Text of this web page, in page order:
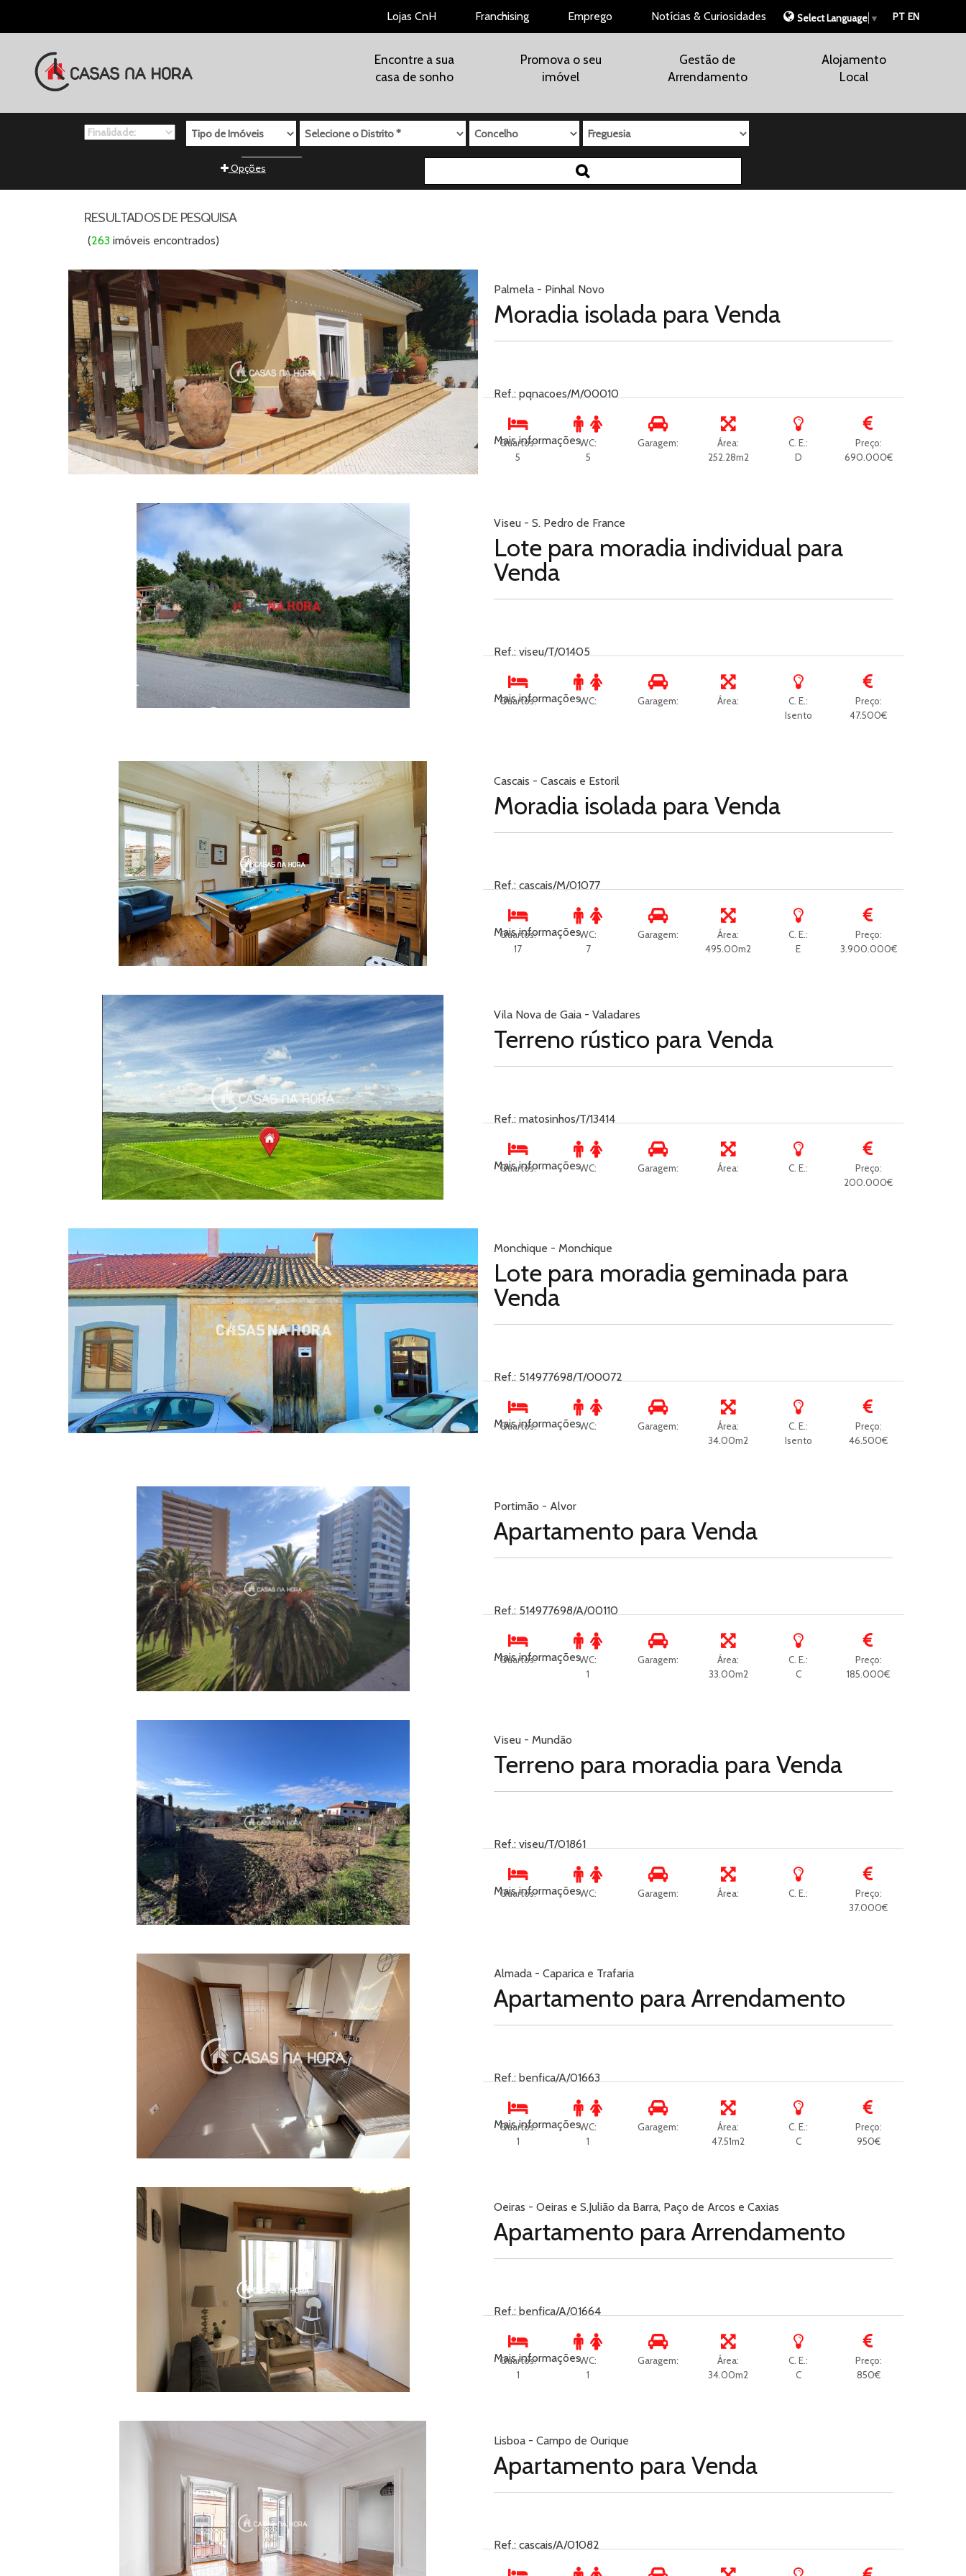
Lojas CnH Franchising Emprego Notícias & Curiosidades Select Language ▼ PT EN
Encontre a sua
casa de sonho
Promova o seu
imóvel
Gestão de
Arrendamento
Alojamento
Local
Quartos
varandas
elevador
Opções
RESULTADOS DE PESQUISA
(263 imóveis encontrados)
Palmela - Pinhal Novo
Moradia isolada paraVenda
Ref.: pqnacoes/M/00010
Mais informações
Quartos:
5
WC:
5
Garagem:
Área:
252.28m2
C. E.:
D
Preço:
690.000€
Viseu - S. Pedro de France
Lote para moradia individual para
Venda
Ref.: viseu/T/01405
Mais informações
Quartos: WC: Garagem: Área:
C. E.:
Isento
Preço:
47.500€
Cascais - Cascais e Estoril
Moradia isolada paraVenda
Ref.: cascais/M/01077
Mais informações
Quartos:
17
WC:
7
Garagem:
Área:
495.00m2
C. E.:
E
Preço:
3.900.000€
Vila Nova de Gaia - Valadares
Terreno rústico paraVenda
Ref.: matosinhos/T/13414
Mais informações
Quartos: WC: Garagem: Área: C. E.:
Preço:
200.000€
Monchique - Monchique
Lote para moradia geminada para
Venda
Ref.: 514977698/T/00072
Mais informações
Quartos: WC: Garagem:
Área:
34.00m2
C. E.:
Isento
Preço:
46.500€
Portimão - Alvor
Apartamento paraVenda
Ref.: 514977698/A/00110
Mais informações
Quartos:
WC:
1
Garagem:
Área:
33.00m2
C. E.:
C
Preço:
185.000€
Viseu - Mundão
Terreno para moradia paraVenda
Ref.: viseu/T/01861
Mais informações
Quartos: WC: Garagem: Área: C. E.:
Preço:
37.000€
Almada - Caparica e Trafaria
Apartamento paraArrendamento
Ref.: benfica/A/01663
Mais informações
Quartos:
1
WC:
1
Garagem:
Área:
47.51m2
C. E.:
C
Preço:
950€
Oeiras - Oeiras e S.Julião da Barra, Paço de Arcos e Caxias
Apartamento paraArrendamento
Ref.: benfica/A/01664
Mais informações
Quartos:
1
WC:
1
Garagem:
Área:
34.00m2
C. E.:
C
Preço:
850€
Lisboa - Campo de Ourique
Apartamento paraVenda
Ref.: cascais/A/01082